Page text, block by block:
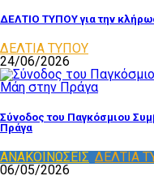
ΔΕΛΤΙΟ ΤΥΠΟΥ για την
ΔΕΛΤΙΑ ΤΥΠΟΥ
24/06/2026
Σύνοδος του Παγκόσμιου
Πράγα
ΑΝΑΚΟΙΝΩΣΕΙΣ ΔΕΛΤΙΑ
06/05/2026